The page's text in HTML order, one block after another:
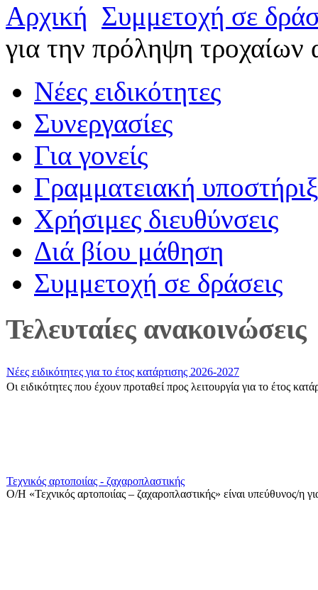
Αρχική Συμμετοχή σε
για την πρόληψη τροχαίων
Νέες ειδικότητες
Συνεργασίες
Για γονείς
Γραμματειακή
Χρήσιμες διευθύνσεις
Διά βίου μάθηση
Συμμετοχή σε δράσεις
Τελευταίες ανακοινώσεις
Νέες ειδικότητες για το έτος κατάρτισης 2026-2027
Οι ειδικότητες που έχουν προταθεί προς λειτουργία για το έτος
Τεχνικός αρτοποιίας - ζαχαροπλαστικής
Ο/Η «Τεχνικός αρτοποιίας – ζαχαροπλαστικής» είναι υπεύθυνος/η